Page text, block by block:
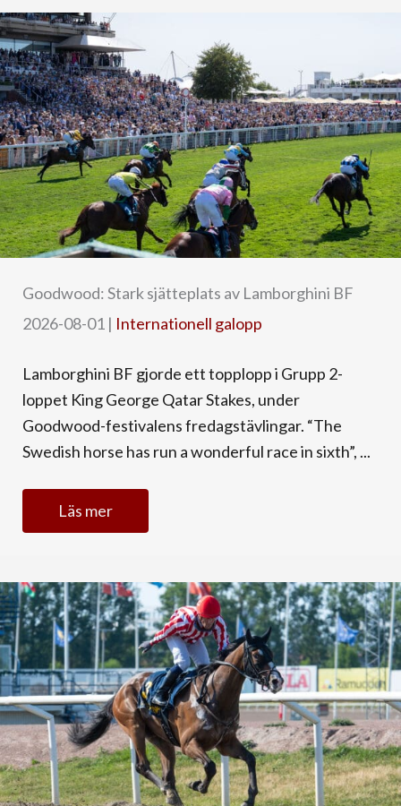
Goodwood: Stark sjätteplats av Lamborghini BF
2026-08-01 | Internationell galopp
Lamborghini BF gjorde ett topplopp i Grupp 2-
loppet King George Qatar Stakes, under
Goodwood-festivalens fredagstävlingar. “The
Swedish horse has run a wonderful race in sixth”, ...
Läs mer